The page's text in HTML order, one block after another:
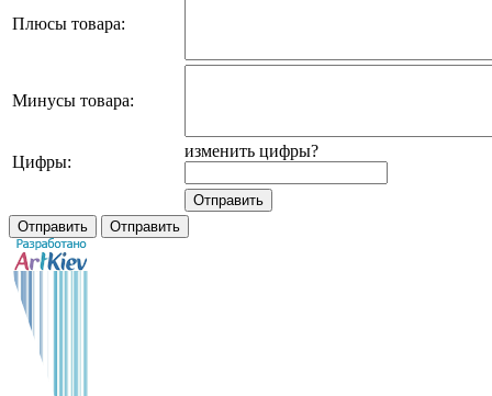
Плюсы товара:
Минусы товара:
Цифры:
изменить цифры?